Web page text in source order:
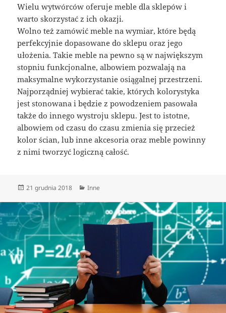
Wielu wytwórców oferuje meble dla sklepów i
warto skorzystać z ich okazji.
Wolno też zamówić meble na wymiar, które będą
perfekcyjnie dopasowane do sklepu oraz jego
ułożenia. Takie meble na pewno są w największym
stopniu funkcjonalne, albowiem pozwalają na
maksymalne wykorzystanie osiągalnej przestrzeni.
Najporządniej wybierać takie, których kolorystyka
jest stonowana i będzie z powodzeniem pasowała
także do innego wystroju sklepu. Jest to istotne,
albowiem od czasu do czasu zmienia się przecież
kolor ścian, lub inne akcesoria oraz meble powinny
z nimi tworzyć logiczną całość.
Data
21 grudnia 2018 Kategorie
Inne